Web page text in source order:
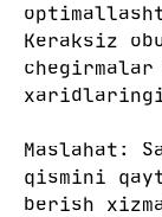
Keraksiz
Maslahat:
qismini
berish